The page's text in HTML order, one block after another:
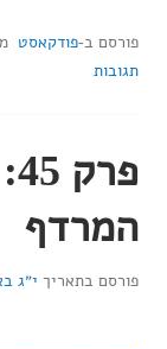
פורסם ב-פודקאסט
תגובות
המרדף
פורסם בתאריך י״ג באב